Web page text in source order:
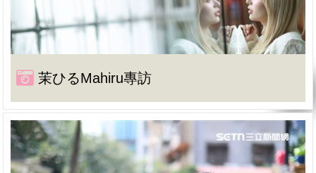
茉ひるMahiru專訪